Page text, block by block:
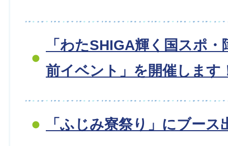
「わたSHIGA輝く国スポ
前イベント」を開催します
「ふじみ寮祭り」にブー